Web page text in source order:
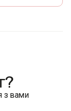
дітей. Після
дітей
з вами